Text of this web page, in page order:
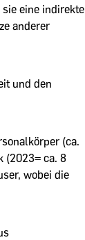
eine indirekte
anderer
und den
(ca.
(2023= ca. 8
wobei die